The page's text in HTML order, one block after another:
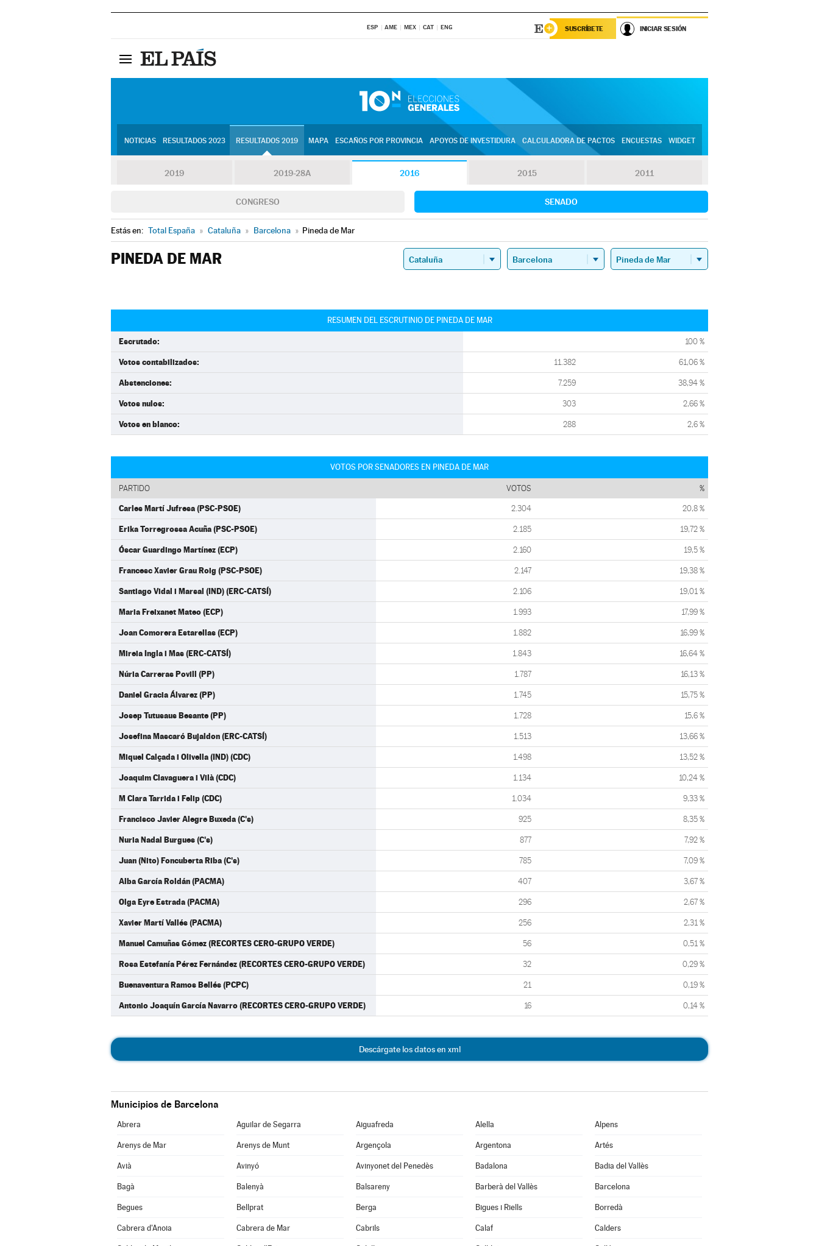
ESP AME MEX CAT ENG SUSCRÍBETE INICIAR SESIÓN
NOTICIAS RESULTADOS 2023 RESULTADOS 2019 MAPA ESCAÑOS POR PROVINCIA APOYOS DE INVESTIDURA CALCULADORA DE PACTOS ENCUESTAS WIDGET
2019 2019-28A 2016 2015 2011
CONGRESO SENADO
Estás en: Total España » Cataluña » Barcelona » Pineda de Mar
PINEDA DE MAR
RESUMEN DEL ESCRUTINIO DE PINEDA DE MAR
Escrutado: 100 %
Votos contabilizados: 11.382 61,06 %
Abstenciones: 7.259 38,94 %
Votos nulos: 303 2,66 %
Votos en blanco: 288 2,6 %
VOTOS POR SENADORES EN PINEDA DE MAR
PARTIDO VOTOS %
Carles Martí Jufresa (PSC-PSOE) 2.304 20,8 %
Erika Torregrossa Acuña (PSC-PSOE) 2.185 19,72 %
Óscar Guardingo Martínez (ECP) 2.160 19,5 %
Francesc Xavier Grau Roig (PSC-PSOE) 2.147 19,38 %
Santiago Vidal i Marsal (IND) (ERC-CATSÍ) 2.106 19,01 %
Maria Freixanet Mateo (ECP) 1.993 17,99 %
Joan Comorera Estarellas (ECP) 1.882 16,99 %
Mireia Ingla i Mas (ERC-CATSÍ) 1.843 16,64 %
Núria Carreras Povill (PP) 1.787 16,13 %
Daniel Gracia Álvarez (PP) 1.745 15,75 %
Josep Tutusaus Besante (PP) 1.728 15,6 %
Josefina Mascaró Bujaldon (ERC-CATSÍ) 1.513 13,66 %
Miquel Calçada i Olivella (IND) (CDC) 1.498 13,52 %
Joaquim Clavaguera i Vilà (CDC) 1.134 10,24 %
M Clara Tarrida i Felip (CDC) 1.034 9,33 %
Francisco Javier Alegre Buxeda (C's) 925 8,35 %
Nuria Nadal Burgues (C's) 877 7,92 %
Juan (Nito) Foncuberta Riba (C's) 785 7,09 %
Alba García Roldán (PACMA) 407 3,67 %
Olga Eyre Estrada (PACMA) 296 2,67 %
Xavier Martí Vallés (PACMA) 256 2,31 %
Manuel Camuñas Gómez (RECORTES CERO-GRUPO VERDE) 56 0,51 %
Rosa Estefanía Pérez Fernández (RECORTES CERO-GRUPO VERDE) 32 0,29 %
Buenaventura Ramos Bellés (PCPC) 21 0,19 %
Antonio Joaquín García Navarro (RECORTES CERO-GRUPO VERDE) 16 0,14 %
Descárgate los datos en xml
Municipios de Barcelona
Abrera Aguilar de Segarra Aiguafreda Alella Alpens
Arenys de Mar Arenys de Munt Argençola Argentona Artés
Avià Avinyó Avinyonet del Penedès Badalona Badia del Vallès
Bagà Balenyà Balsareny Barberà del Vallès Barcelona
Begues Bellprat Berga Bigues i Riells Borredà
Cabrera d'Anoia Cabrera de Mar Cabrils Calaf Calders